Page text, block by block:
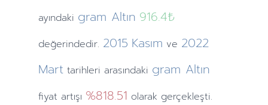
ayındaki gram Altın 916.4₺
değerindedir. 2015 Kasım ve 2022
Mart tarihleri arasındaki gram Altın
fiyat artışı %818.51 olarak gerçekleşti.